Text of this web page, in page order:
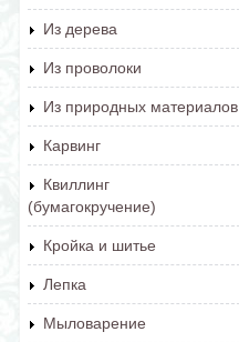
Из дерева
Из проволоки
Из природных материалов
Карвинг
Квиллинг
(бумагокручение)
Кройка и шитье
Лепка
Мыловарение